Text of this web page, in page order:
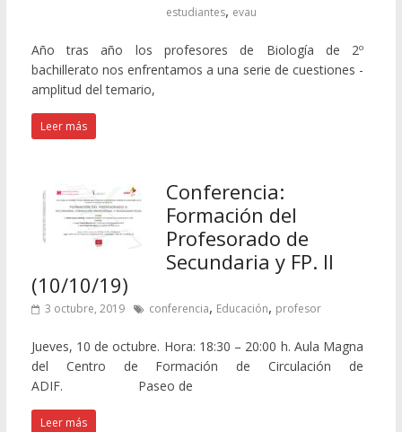
estudiantes, evau
Año tras año los profesores de Biología de 2º
bachillerato nos enfrentamos a una serie de cuestiones -
amplitud del temario,
Leer más
Conferencia:
Formación del
Profesorado de
Secundaria y FP. II
(10/10/19)
3 octubre, 2019 conferencia, Educación, profesor
Jueves, 10 de octubre. Hora: 18:30 – 20:00 h. Aula Magna
del Centro de Formación de Circulación de
ADIF. Paseo de
Leer más